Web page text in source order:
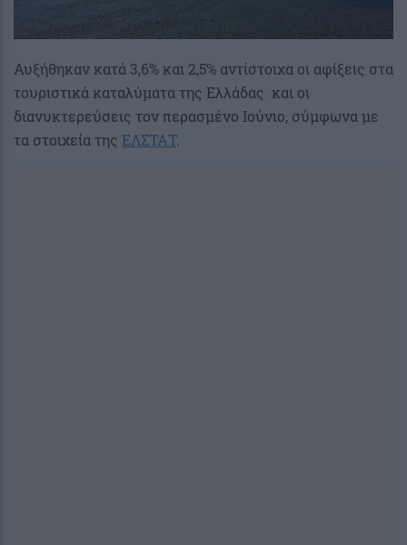
Αυξήθηκαν κατά 3,6% και 2,5% αντίστοιχα οι αφίξεις στα
τουριστικά καταλύματα της Ελλάδας και οι
διανυκτερεύσεις τον περασμένο Ιούνιο, σύμφωνα με
τα στοιχεία της ΕΛΣΤΑΤ.